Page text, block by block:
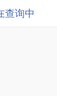
查询中